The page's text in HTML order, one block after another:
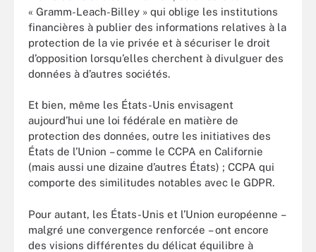
« Gramm-Leach-Billey » qui oblige les institutions
financières à publier des informations relatives à la
protection de la vie privée et à sécuriser le droit
d’opposition lorsqu’elles cherchent à divulguer des
données à d’autres sociétés.
Et bien, même les États-Unis envisagent
aujourd’hui une loi fédérale en matière de
protection des données, outre les initiatives des
États de l’Union – comme le CCPA en Californie
(mais aussi une dizaine d’autres États) ; CCPA qui
comporte des similitudes notables avec le GDPR.
Pour autant, les États-Unis et l’Union européenne –
malgré une convergence renforcée – ont encore
des visions différentes du délicat équilibre à